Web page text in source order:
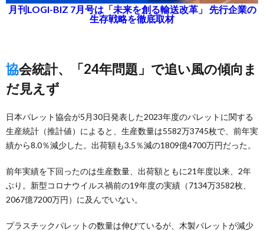
月刊LOGI-BIZ 7月号は「未来を創る輸送改革」 先行企業の
生存戦略を徹底取材
協会統計、「24年問題」で追い風の傾向ま
だ見えず
日本パレット協会が5月30日発表した2023年度のパレットに関する
生産統計（推計値）によると、生産数量は5582万3745枚で、前年実
績から8.0％減少した。出荷額も3.5％減の1809億4700万円だった。
前年実績を下回ったのは生産数量、出荷額ともに21年度以来、2年
ぶり。新型コロナウイルス禍前の19年度の実績（7134万3582枚、
2067億7200万円）に及んでいない。
プラスチックパレットの数量は伸びているが、木製パレットが減少